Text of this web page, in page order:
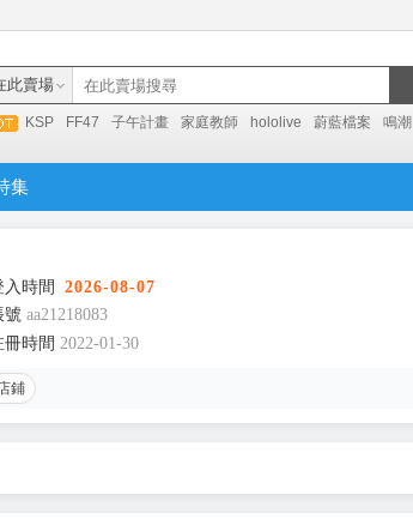
此賣場
KSP FF47 子午計畫 家庭教師 hololive 蔚藍檔案 鳴潮
集
時間
2026-08-07
號 aa21218083
時間 2022-01-30
鋪